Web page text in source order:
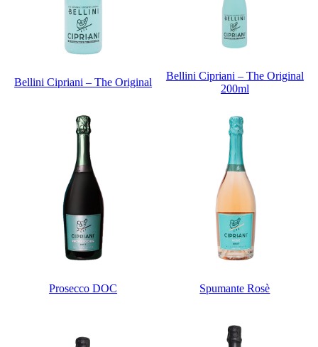
Bellini Cipriani – The Original
Bellini Cipriani – The Original
200ml
Prosecco DOC Spumante Rosè